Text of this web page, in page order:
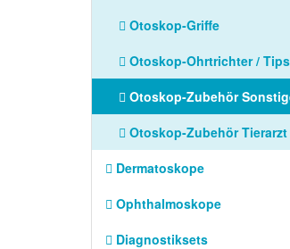
Otoskop-Griffe
Otoskop-Ohrtrichter / Tips
Otoskop-Zubehör
Otoskop-Zubehör Tierarzt
Dermatoskope
Ophthalmoskope
Diagnostiksets